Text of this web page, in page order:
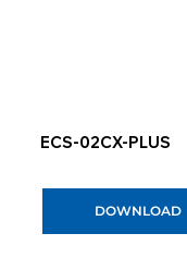
ECS-02CX-PLUS
DOWNLOAD